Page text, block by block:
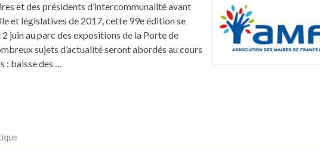
et des présidents d’intercommunalité avant
et législatives de 2017, cette 99e édition se
juin au parc des expositions de la Porte de
sujets d’actualité seront abordés au cours
: baisse des …